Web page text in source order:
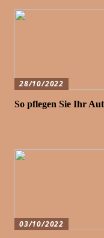
28/10/2022
So pflegen Sie Ihr
03/10/2022